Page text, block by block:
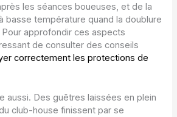
les séances boueuses, et de la
basse température quand la doublure
approfondir ces aspects
de consulter des conseils
correctement les protections de
aussi. Des guêtres laissées en plein
club-house finissent par se